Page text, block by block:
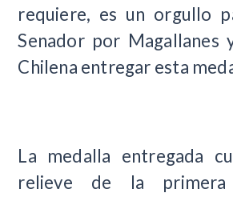
requiere, es un orgullo
Senador por Magallanes
Chilena entregar esta
La medalla entregada
relieve de la